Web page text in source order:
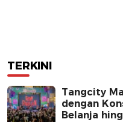
TERKINI
Tangcity
dengan
Belanja